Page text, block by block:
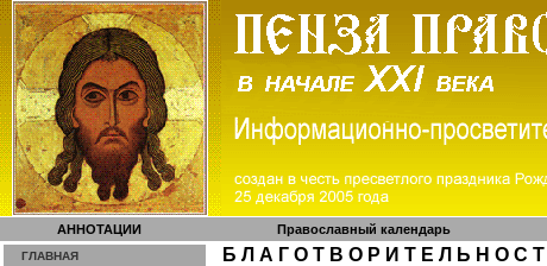
АННОТАЦИИ Православный календарь
ГЛАВНАЯ
Б Л А Г О Т В О Р И Т Е Л Ь Н О С